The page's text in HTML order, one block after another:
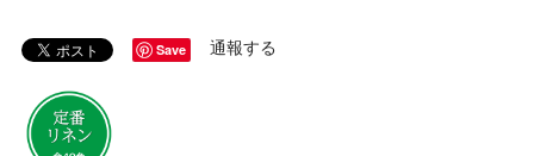
Save 通報する